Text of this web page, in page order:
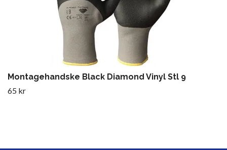
Montagehandske Black Diamond Vinyl Stl 9
65 kr